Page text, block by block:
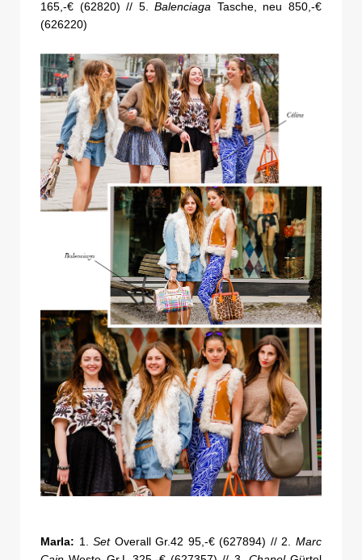
165,-€ (62820) // 5.Balenciaga Tasche, neu 850,-€
(626220)
Marla: 1.SetOverall Gr.42 95,-€ (627894) // 2.Marc